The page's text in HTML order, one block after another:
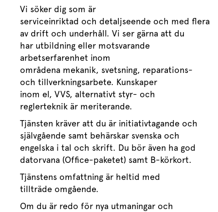
Vi söker dig som är
serviceinriktad och detaljseende och med flera
av drift och underhåll. Vi ser gärna att du
har utbildning eller motsvarande
arbetserfarenhet inom
områdena mekanik, svetsning, reparations-
och tillverkningsarbete. Kunskaper
inom el, VVS, alternativt styr- och
reglerteknik är meriterande.
Tjänsten kräver att du är initiativtagande och
självgående samt behärskar svenska och
engelska i tal och skrift. Du bör även ha god
datorvana (Office-paketet) samt B-körkort.
Tjänstens omfattning är heltid med
tillträde omgående.
Om du är redo för nya utmaningar och